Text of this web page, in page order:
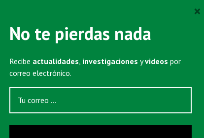
SUSCRIBIRSE
Eventos para empresarios (por invitación)
No te pierdas nada
Recibe actualidades, investigaciones yvideos por
correo electrónico.
×